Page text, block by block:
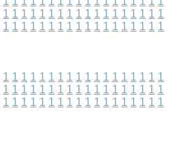
1 1 1 1 1 1 1 1 1 1 1 1 1 1 1 1 1 1
1 1 1 1 1 1 1 1 1 1 1 1 1 1 1 1 1 1
1 1 1 1 1 1 1 1 1 1 1 1 1 1 1 1 1 1
1 1 1 1 1 1 1 1 1 1 1 1 1 1 1 1 1 1
1 1 1 1 1 1 1 1 1 1 1 1 1 1 1 1 1 1